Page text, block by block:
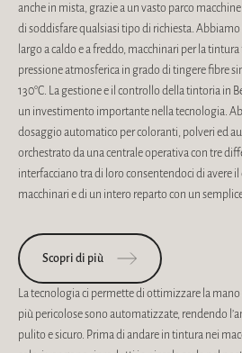
anche in mista, grazie a un vasto parco
di soddisfare qualsiasi tipo di richiesta.
largo a caldo e a freddo, macchinari per la
pressione atmosferica in grado di tingere fibre
130°C. La gestione e il controllo della tintoria in
un investimento importante nella tecnologia.
dosaggio automatico per coloranti, polveri ed
orchestrato da una centrale operativa con tre
interfacciano tra di loro consentendoci di avere
macchinari e di un intero reparto con un
Scopri di più
La tecnologia ci permette di ottimizzare la mano
più pericolose sono automatizzate, rendendo
pulito e sicuro. Prima di andare in tintura nei